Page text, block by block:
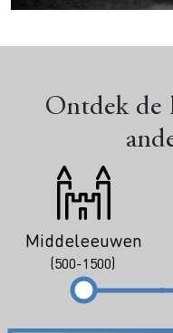
Ontdek de
Middeleeuwen
(500-1500)